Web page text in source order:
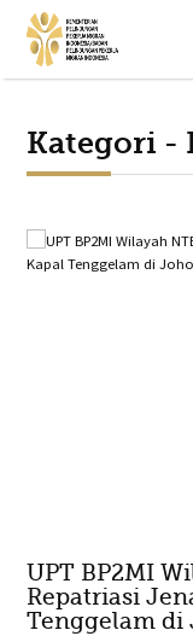
Kategori -
UPT BP2MI
Repatriasi
Tenggelam di